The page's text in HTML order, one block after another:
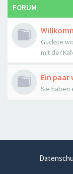
FORUM
Guckste
mit der
Ein
Sie haben